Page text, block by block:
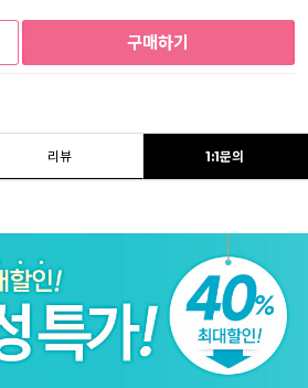
구매하기
리뷰 1:1문의